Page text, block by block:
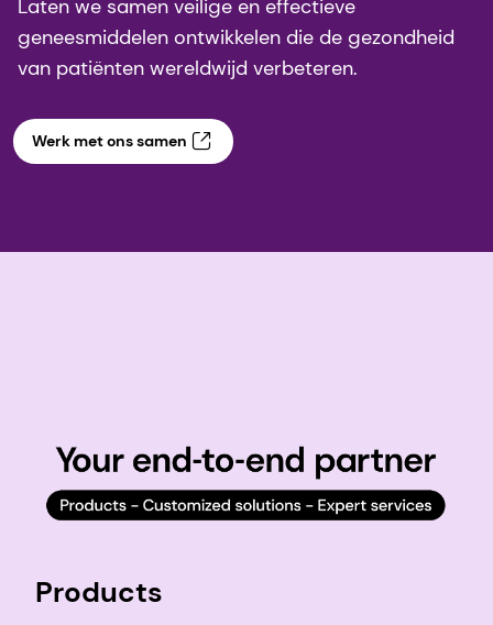
Laten we samen veilige en effectieve
geneesmiddelen ontwikkelen die de gezondheid
van patiënten wereldwijd verbeteren.
Werk met ons samen
Products